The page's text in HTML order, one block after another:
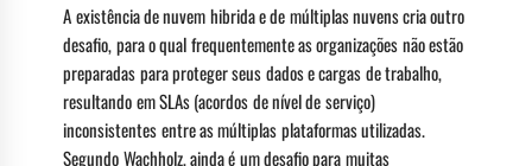
A existência de nuvem hibrida e de múltiplas nuvens cria outro
desafio, para o qual frequentemente as organizações não estão
preparadas para proteger seus dados e cargas de trabalho,
resultando em SLAs (acordos de nível de serviço)
inconsistentes entre as múltiplas plataformas utilizadas.
Segundo Wachholz, ainda é um desafio para muitas